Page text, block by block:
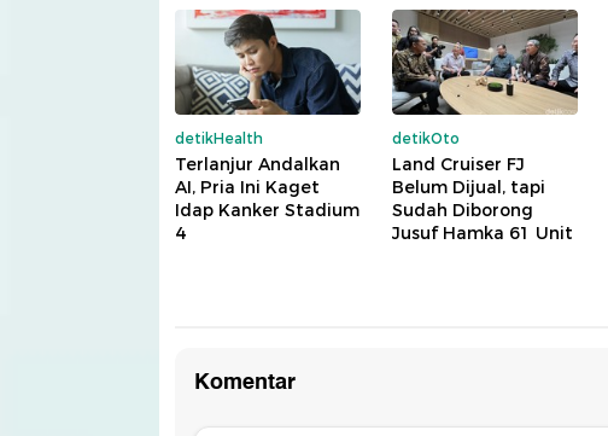
detikHealth
Terlanjur Andalkan
AI, Pria Ini Kaget
Idap Kanker Stadium
4
detikOto
Land Cruiser FJ
Belum Dijual, tapi
Sudah Diborong
Jusuf Hamka 61 Unit